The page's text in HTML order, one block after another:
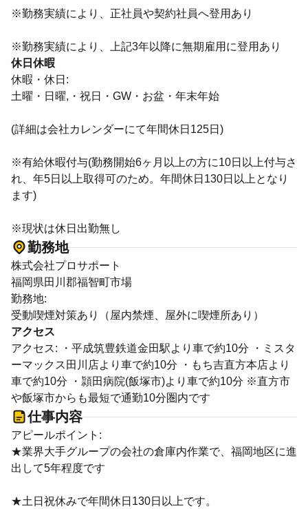
※勤務実績により、正社員や契約社員へ登用あり
※勤務実績により、上記3年以降に無期雇用に登用あり
休日休暇
休暇・休日:
土曜・日曜,・祝日・GW・お盆・年末年始
(詳細は会社カレンダーにて年間休日125日)
※有給休暇付与(勤務開始6ヶ月以上の方に10日以上付与さ
れ、年5日以上取得可のため。年間休日130日以上となり
ます)
※現状は休日出勤無し
勤務地
株式会社プロサポート
福岡県田川郡福智町市場
勤務地:
受動喫煙対策あり（屋内禁煙、屋外に喫煙所あり）
アクセス
アクセス: ・平成筑豊鉄道金田駅より車で約10分 ・ミスタ
ーマックス田川店より車で約10分 ・もち吉直方本店より
車で約10分 ・頴田病院(飯塚市)より車で約10分 ※直方市
や飯塚市からも最短で通勤10分圏内です
仕事内容
アピールポイント:
★業界大手グループの会社の倉庫内作業で、福岡地区に進
出して5年程度です
★土日祝休みで年間休日130日以上です。